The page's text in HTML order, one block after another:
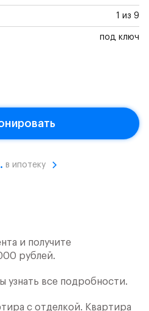
1 из 9
под ключ
в ипотеку
и получите
рублей.
узнать все подробности.
с отделкой. Квартира